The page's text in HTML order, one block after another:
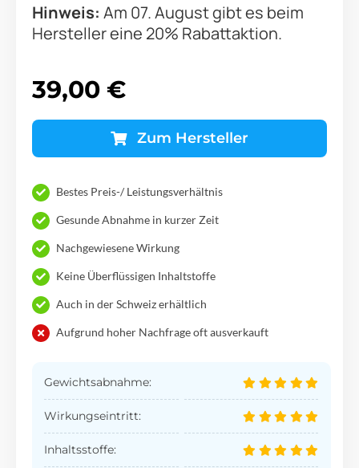
Hinweis: Am 07. August gibt es beim
Hersteller eine 20% Rabattaktion.
39,00 €
Zum Hersteller
Bestes Preis-/ Leistungsverhältnis
Gesunde Abnahme in kurzer Zeit
Nachgewiesene Wirkung
Keine Überflüssigen Inhaltstoffe
Auch in der Schweiz erhältlich
Aufgrund hoher Nachfrage oft ausverkauft
Gewichtsabnahme:
Wirkungseintritt:
Inhaltsstoffe: